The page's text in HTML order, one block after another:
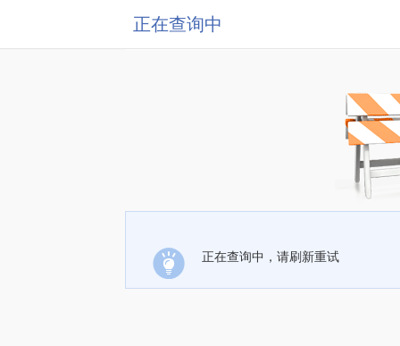
正在查询中
正在查询中，请刷新重试